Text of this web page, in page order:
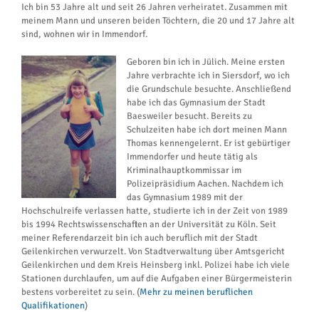
Ich bin 53 Jahre alt und seit 26 Jahren verheiratet. Zusammen mit
meinem Mann und unseren beiden Töchtern, die 20 und 17 Jahre alt
sind, wohnen wir in Immendorf.
Geboren bin ich in Jülich. Meine ersten
Jahre verbrachte ich in Siersdorf, wo ich
die Grundschule besuchte. Anschließend
habe ich das Gymnasium der Stadt
Baesweiler besucht. Bereits zu
Schulzeiten habe ich dort meinen Mann
Thomas kennengelernt. Er ist gebürtiger
Immendorfer und heute tätig als
Kriminalhauptkommissar im
Polizeipräsidium Aachen. Nachdem ich
das Gymnasium 1989 mit der
Hochschulreife verlassen hatte, studierte ich in der Zeit von 1989
bis 1994 Rechtswissenschaften an der Universität zu Köln. Seit
meiner Referendarzeit bin ich auch beruflich mit der Stadt
Geilenkirchen verwurzelt. Von Stadtverwaltung über Amtsgericht
Geilenkirchen und dem Kreis Heinsberg inkl. Polizei habe ich viele
Stationen durchlaufen, um auf die Aufgaben einer Bürgermeisterin
bestens vorbereitet zu sein. (Mehr zu meinen beruflichen
Qualifikationen)